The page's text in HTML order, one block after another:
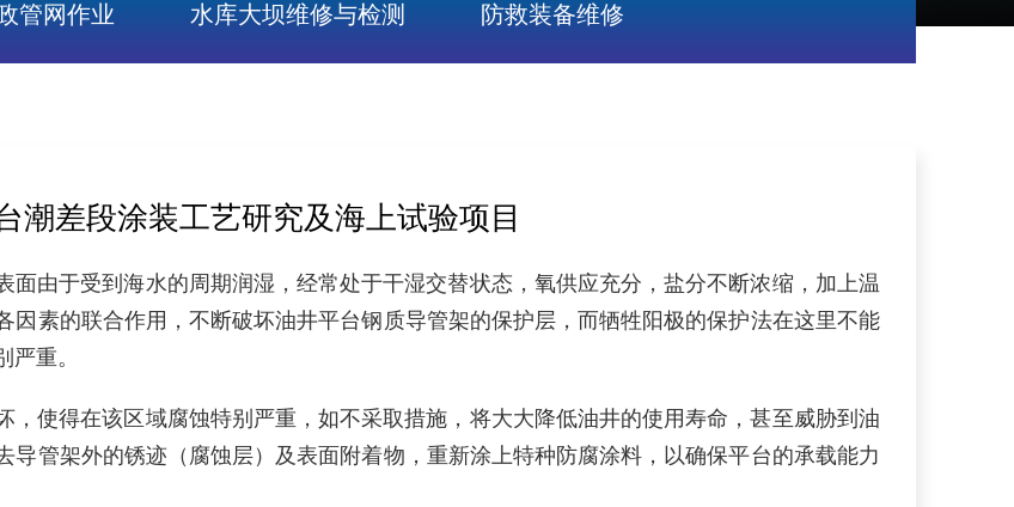
管网作业 水库大坝维修与检测 防救装备维修
潮差段涂装工艺研究及海上试验项目
由于受到海水的周期润湿，经常处于干湿交替状态，氧供应充分，盐分不断浓缩，加上温
因素的联合作用，不断破坏油井平台钢质导管架的保护层，而牺牲阳极的保护法在这里不能
重。
使得在该区域腐蚀特别严重，如不采取措施，将大大降低油井的使用寿命，甚至威胁到油
管架外的锈迹（腐蚀层）及表面附着物，重新涂上特种防腐涂料，以确保平台的承载能力